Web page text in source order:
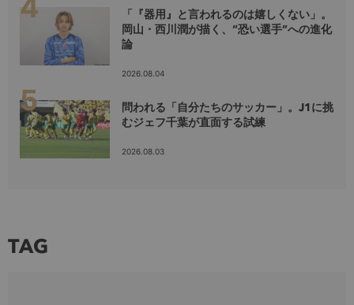
「『器用』と言われるのは嬉しくない」。
岡山・西川潤が描く、”恐い選手”への進化
論
2026.08.04
問われる「自分たちのサッカー」。J1に挑
むジェフ千葉が直面する試練
2026.08.03
TAG